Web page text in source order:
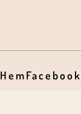
HemFacebook